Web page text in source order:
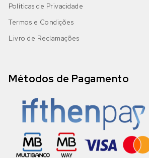
Políticas de Privacidade
Termos e Condições
Livro de Reclamações
Métodos de Pagamento